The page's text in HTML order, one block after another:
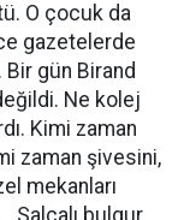
O çocuk da
gazetelerde
Bir gün Birand
Ne kolej
Kimi zaman
zaman şivesini,
mekanları
Salçalı bulgur